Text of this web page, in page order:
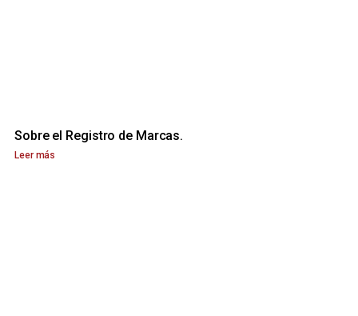
Sobre el Registro de Marcas.
Leer más